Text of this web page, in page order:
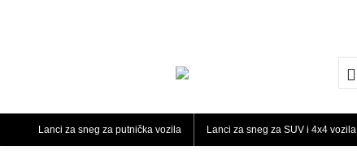
Lanci za sneg za putnička vozila Lanci za sneg za SUV i 4x4 vozila